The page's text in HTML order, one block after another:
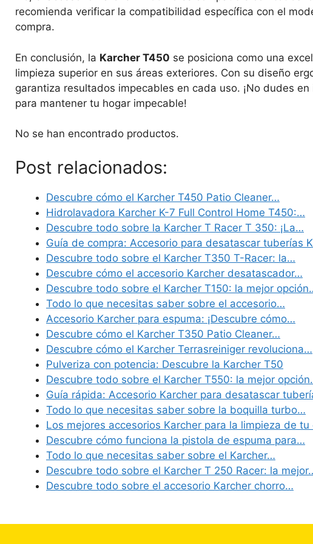
recomienda verificar la compatibilidad específica con el
compra.
En conclusión, la Karcher T450 se posiciona como una
limpieza superior en sus áreas exteriores. Con su diseño
garantiza resultados impecables en cada uso. ¡No dudes
para mantener tu hogar impecable!
No se han encontrado productos.
Post relacionados:
Descubre cómo el Karcher T450 Patio Cleaner…
Hidrolavadora Karcher K-7 Full Control Home T450:…
Descubre todo sobre la Karcher T Racer T 350: ¡La…
Guía de compra: Accesorio para desatascar tuberías
Descubre todo sobre el Karcher T350 T-Racer: la…
Descubre cómo el accesorio Karcher desatascador…
Descubre todo sobre el Karcher T150: la mejor
Todo lo que necesitas saber sobre el accesorio…
Accesorio Karcher para espuma: ¡Descubre cómo…
Descubre cómo el Karcher T350 Patio Cleaner…
Descubre cómo el Karcher Terrasreiniger revoluciona…
Pulveriza con potencia: Descubre la Karcher T50
Descubre todo sobre el Karcher T550: la mejor
Guía rápida: Accesorio Karcher para desatascar
Todo lo que necesitas saber sobre la boquilla turbo…
Los mejores accesorios Karcher para la limpieza de tu
Descubre cómo funciona la pistola de espuma para…
Todo lo que necesitas saber sobre el Karcher…
Descubre todo sobre el Karcher T 250 Racer: la
Descubre todo sobre el accesorio Karcher chorro…